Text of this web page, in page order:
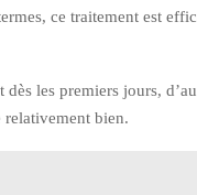
ce traitement est
les premiers jours,
relativement bien.